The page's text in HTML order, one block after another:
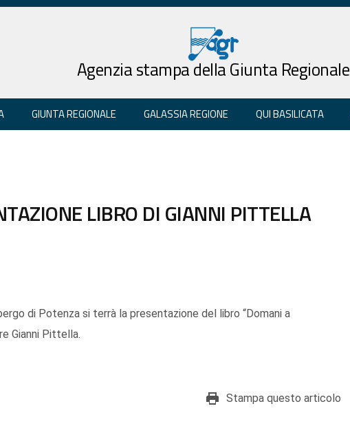
Agenzia stampa della Giunta Regionale
GIUNTA REGIONALE GALASSIA REGIONE QUI BASILICATA
LIBRO DI GIANNI PITTELLA
di Potenza si terrà la presentazione del libro “Domani a
Gianni Pittella.
Stampa questo articolo